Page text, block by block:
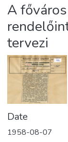
About us
A
tervezi
Date
1958-08-07